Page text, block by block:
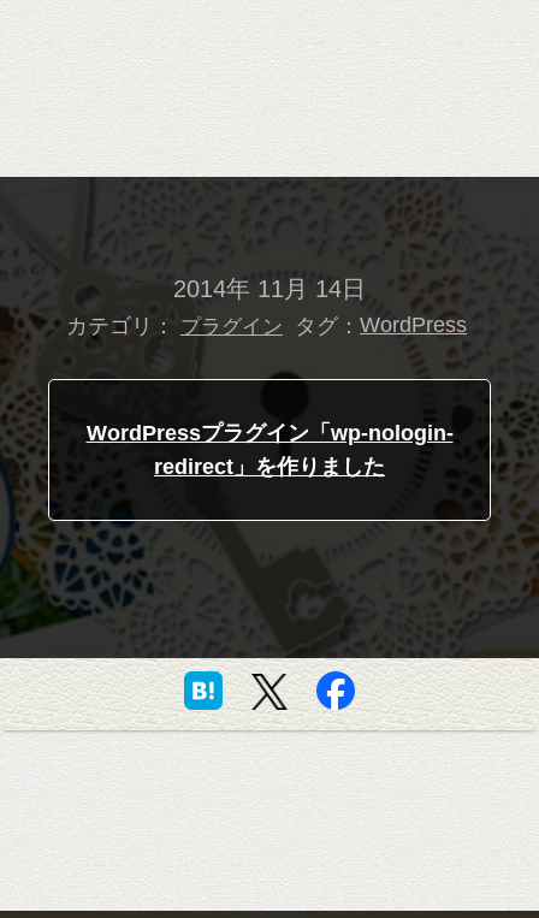
2014年 11月 14日
カテゴリ： プラグイン タグ： WordPress
WordPressプラグイン「wp-nologin-
redirect」を作りました